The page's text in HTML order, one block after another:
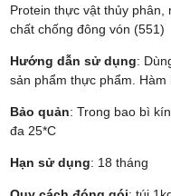
Protein thực vật thủy phân,
chất chống đông vón (551)
Hướng dẫn sử dụng:
sản phẩm thực phẩm.
Bảo quản: Trong bao bì
đa 25*C
Hạn sử dụng: 18 tháng